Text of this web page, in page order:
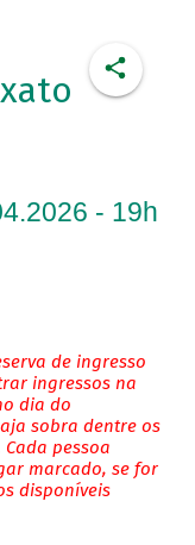
- 19h
de ingresso
ingressos na
dia do
sobra dentre os
pessoa
marcado, se for
disponíveis